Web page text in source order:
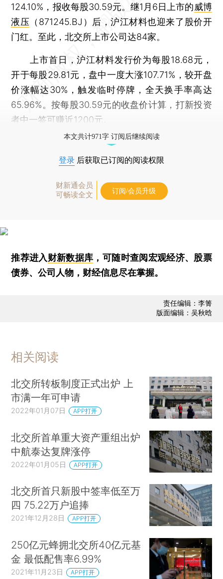
124.10%，报收每股30.59元。继1月6日上市的威博
液压 （871245.BJ）后，沪江材料也迎来了股价开
门红。至此，北交所上市公司达84家。
上市首日，沪江材料发行价为每股18.68元，
开于每股29.81元，盘中一度大涨107.71%，较开盘
价涨幅达30%，触发临时停牌，全天换手率高达
65.96%。按每股30.59元的收盘价计算，打新投资
者中一签可赚近1200元。
本文共计971字 订阅后继续阅读
登录 后获取已订阅的阅读权限
财新通会员
可畅读全文
订阅/会员升级
推荐进入财新数据库 ，可随时查阅宏观经济、股票
债券、公司人物，财经信息尽在掌握。
责任编辑：李箐
版面编辑：吴秋晗
相关阅读
北交所转板制度正式出炉 上
市满一年可申请
2022年01月07日 APP打开
北交所首单重大资产重组出炉
中航泰达复牌涨停
2022年01月05日 APP打开
北交所首只新股中签率低至万
四 75.22万户追捧
2021年12月28日 APP打开
250亿元蜂拥北交所40亿元基
金 最低配售率6.99%
2021年11月23日 APP打开